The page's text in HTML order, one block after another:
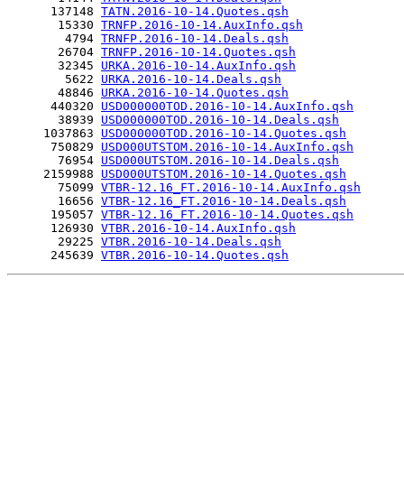
      137148
TATN.2016-10-14.Quotes.qsh
       15330
TRNFP.2016-10-14.AuxInfo.qsh
        4794
TRNFP.2016-10-14.Deals.qsh
       26704
TRNFP.2016-10-14.Quotes.qsh
       32345
URKA.2016-10-14.AuxInfo.qsh
        5622
URKA.2016-10-14.Deals.qsh
       48846
URKA.2016-10-14.Quotes.qsh
      440320
USD000000TOD.2016-10-14.AuxInfo.qsh
       38939
USD000000TOD.2016-10-14.Deals.qsh
     1037863
USD000000TOD.2016-10-14.Quotes.qsh
      750829
USD000UTSTOM.2016-10-14.AuxInfo.qsh
       76954
USD000UTSTOM.2016-10-14.Deals.qsh
     2159988
USD000UTSTOM.2016-10-14.Quotes.qsh
       75099
VTBR-12.16_FT.2016-10-14.AuxInfo.qsh
       16656
VTBR-12.16_FT.2016-10-14.Deals.qsh
      195057
VTBR-12.16_FT.2016-10-14.Quotes.qsh
      126930
VTBR.2016-10-14.AuxInfo.qsh
       29225
VTBR.2016-10-14.Deals.qsh
      245639
VTBR.2016-10-14.Quotes.qsh